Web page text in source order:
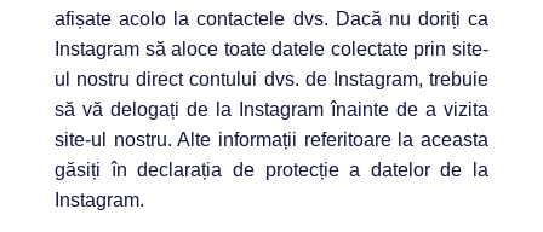
afișate acolo la contactele dvs. Dacă nu doriți ca
Instagram să aloce toate datele colectate prin site-
ul nostru direct contului dvs. de Instagram, trebuie
să vă delogați de la Instagram înainte de a vizita
site-ul nostru. Alte informații referitoare la aceasta
găsiți în declarația de protecție a datelor de la
Instagram.